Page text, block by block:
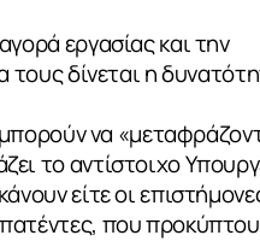
εργασίας και την
τους δίνεται η
μπορούν να
το αντίστοιχο
είτε οι
που